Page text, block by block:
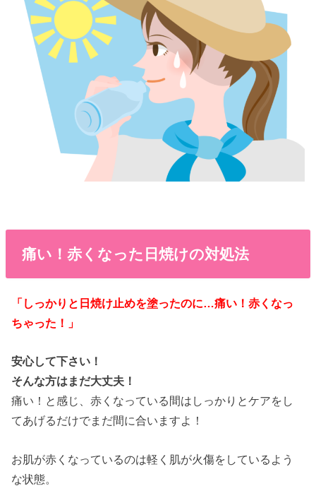
痛い！赤くなった日焼けの対処法
「しっかりと日焼け止めを塗ったのに…痛い！赤くなっ
ちゃった！」
安心して下さい！
そんな方はまだ大丈夫！
痛い！と感じ、赤くなっている間はしっかりとケアをし
てあげるだけでまだ間に合いますよ！
お肌が赤くなっているのは軽く肌が火傷をしているよう
な状態。